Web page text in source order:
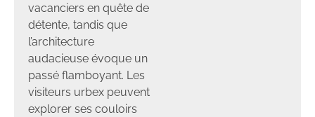
vacanciers en quête de
détente, tandis que
l’architecture
audacieuse évoque un
passé flamboyant. Les
visiteurs urbex peuvent
explorer ses couloirs